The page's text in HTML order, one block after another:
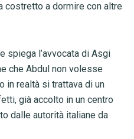
costretto a dormire con altre
spiega l’avvocata di Asgi
che Abdul non volesse
in realtà si trattava di un
già accolto in un centro
dalle autorità italiane da